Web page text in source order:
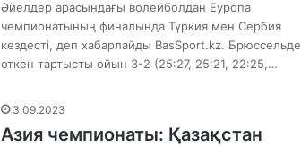
Әйелдер арасындағы волейболдан Еуропа
чемпионатының финалында Түркия мен Сербия
кездесті, деп хабарлайды BasSport.kz. Брюссельде
өткен тартысты ойын 3-2 (25:27, 25:21, 22:25,…
3.09.2023
Азия чемпионаты: Қазақстан